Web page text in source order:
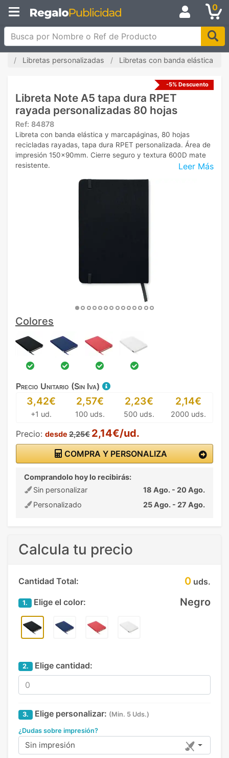
0
Busca por Nombre o Ref de Producto
Libretas personalizadas Libretas con banda elástica
-5% Descuento
Libreta Note A5 tapa dura RPET
rayada personalizadas 80 hojas
Ref: 84878
Leer Más
Libreta con banda elástica y marcapáginas, 80 hojas
recicladas rayadas, tapa dura RPET personalizada. Área de
impresión 150x90mm. Cierre seguro y textura 600D mate
resistente.
Colores
Precio Unitario (Sin Iva)
3,42€
+1 ud.
2,57€
100 uds.
2,23€
500 uds.
2,14€
2000 uds.
Precio: desde 2,25€ 2,14€/ud.
COMPRA Y PERSONALIZA
Comprandolo hoy lo recibirás:
Sin personalizar
18 Ago. - 20 Ago.
Personalizado
25 Ago. - 27 Ago.
Calcula tu precio
Cantidad Total: 0 uds.
1. Elige el color: Negro
2. Elige cantidad:
3. Elige personalizar: (Min. 5 Uds.)
¿Dudas sobre impresión?
Sin impresión